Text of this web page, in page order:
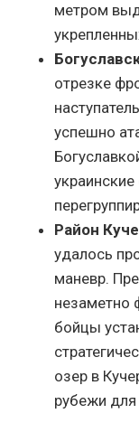
метром
отрезке
успешно
Район
удалось
маневр.
незаметно
бойцы
озер в
рубежи